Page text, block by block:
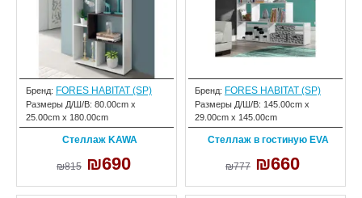
Бренд: FORES HABITAT (SP)
Размеры Д/Ш/В: 80.00cm x
25.00cm x 180.00cm
Стеллаж KAWA
₪815 ₪690
Бренд: FORES HABITAT (SP)
Размеры Д/Ш/В: 145.00cm x
29.00cm x 145.00cm
Стеллаж в гостиную EVA
₪777 ₪660